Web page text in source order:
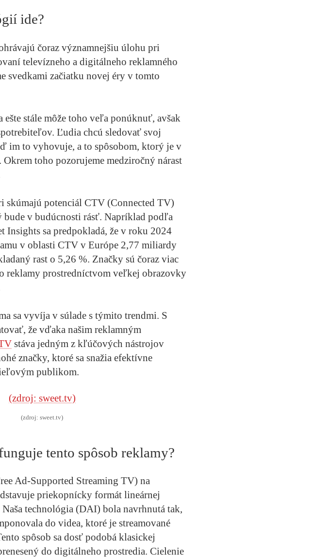
ide?
čoraz významnejšiu úlohu pri
televízneho a digitálneho reklamného
svedkami začiatku novej éry v tomto
ešte stále môže toho veľa ponúknuť, avšak
Ľudia chcú sledovať svoj
im to vyhovuje, a to spôsobom, ktorý je v
Okrem toho pozorujeme medziročný nárast
skúmajú potenciál CTV (Connected TV)
bude v budúcnosti rásť. Napríklad podľa
Insights sa predpokladá, že v roku 2024
v oblasti CTV v Európe 2,77 miliardy
rast o 5,26 %. Značky sú čoraz viac
reklamy prostredníctvom veľkej obrazovky
sa vyvíja v súlade s týmito trendmi. S
že vďaka našim reklamným
stáva jedným z kľúčových nástrojov
značky, ktoré sa snažia efektívne
publikom.
(zdroj: sweet.tv)
tento spôsob reklamy?
Ad-Supported Streaming TV) na
priekopnícky formát lineárnej
technológia (DAI) bola navrhnutá tak,
do videa, ktoré je streamované
spôsob sa dosť podobá klasickej
do digitálneho prostredia. Cielenie